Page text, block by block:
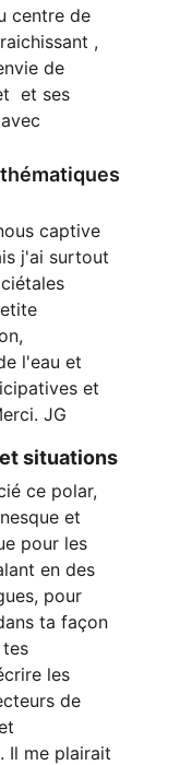
centre de
,
de
et ses
captive
j'ai surtout
l'eau et
et
JG
situations
ce polar,
et
pour les
en des
pour
ta façon
les
de
Il me plairait